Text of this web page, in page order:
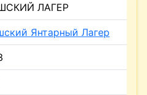
ЛАГЕР
Янтарный Лагер